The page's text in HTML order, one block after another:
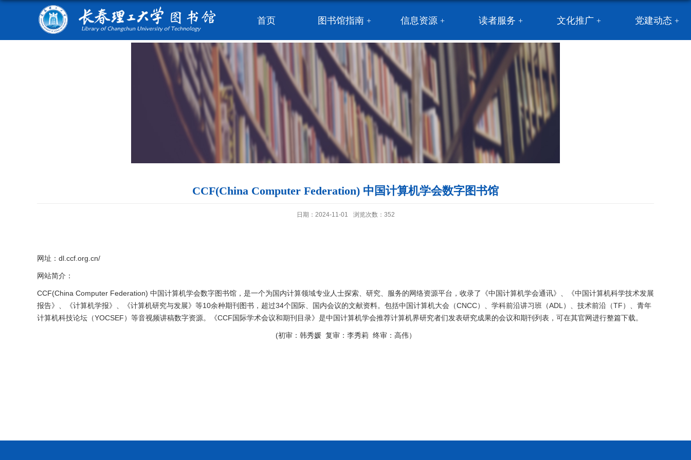
首页 图书馆指南 信息资源 读者服务 文化推广 党建动态
CCF(China Computer Federation) 中国计算机学会数字图书馆
日期：2024-11-01 浏览次数： 352
网址：dl.ccf.org.cn/
网站简介：
CCF(China Computer Federation) 中国计算机学会数字图书馆，是一个为国内计算领域专业人士探索、研究、服务的网络资源平台，收录了《中国计算机学会通讯》、《中国计算机科学技术发展
报告》、《计算机学报》、《计算机研究与发展》等10余种期刊图书，超过34个国际、国内会议的文献资料。包括中国计算机大会（CNCC）、学科前沿讲习班（ADL）、技术前沿（TF）、青年
计算机科技论坛（YOCSEF）等音视频讲稿数字资源。《CCF国际学术会议和期刊目录》是中国计算机学会推荐计算机界研究者们发表研究成果的会议和期刊列表，可在其官网进行整篇下载。
(初审：韩秀媛 复审：李秀莉 终审：高伟）